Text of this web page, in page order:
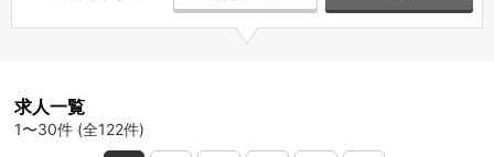
求人一覧
1〜30件 (全122件)